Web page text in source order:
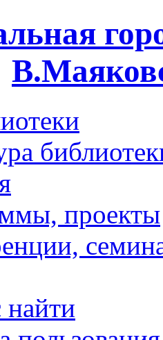
проекты
найти